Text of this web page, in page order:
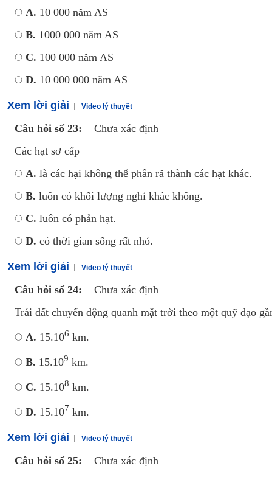
A. 10 000 năm AS
B. 1000 000 năm AS
C. 100 000 năm AS
D. 10 000 000 năm AS
Xem lời giải Video lý thuyết
Câu hỏi số 23:
Chưa xác định
Các hạt sơ cấp
A. là các hại không thể phân rã thành các hạt khác.
B. luôn có khối lượng nghỉ khác không.
C. luôn có phản hạt.
D. có thời gian sống rất nhỏ.
Xem lời giải Video lý thuyết
Câu hỏi số 24:
Chưa xác định
Trái đất chuyển động quanh mặt trời theo một quỹ đạo
A. 15.106 km.
B. 15.109 km.
C. 15.108 km.
D. 15.107 km.
Xem lời giải Video lý thuyết
Câu hỏi số 25: Chưa xác định